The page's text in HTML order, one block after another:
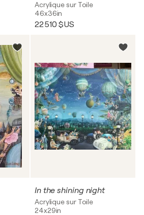
Acrylique sur Toile
46x36in
22 510 $US
In the shining night
Acrylique sur Toile
24x29in